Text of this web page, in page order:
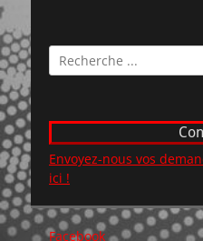
Rechercher :
Envoyez-nous vos
ici !
Facebook